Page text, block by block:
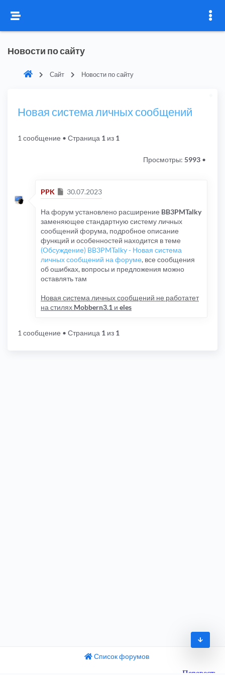
Новости по сайту
Сайт Новости по сайту
Новая система личных сообщений
1 сообщение • Страница 1 из 1
Просмотры: 5993 •
PPK Сообщение
30.07.2023
На форум установлено расширение BB3PMTalky
заменяющее стандартную систему личных
сообщений форума, подробное описание
функций и особенностей находится в теме
(Обсуждение) BB3PMTalky - Новая система
личных сообщений на форуме, все сообщения
об ошибках, вопросы и предложения можно
оставлять там
Новая система личных сообщений не работатет
на стилях Mobbern3.1 и eles
1 сообщение • Страница 1 из 1
Список форумов